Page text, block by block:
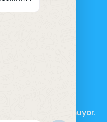
ürün bulunmuyor.